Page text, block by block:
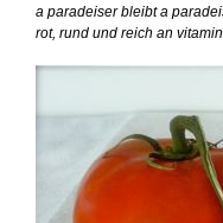
a paradeiser bleibt a
rot, rund und reich an